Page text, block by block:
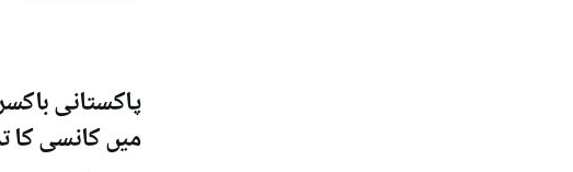
میں کانسی کا